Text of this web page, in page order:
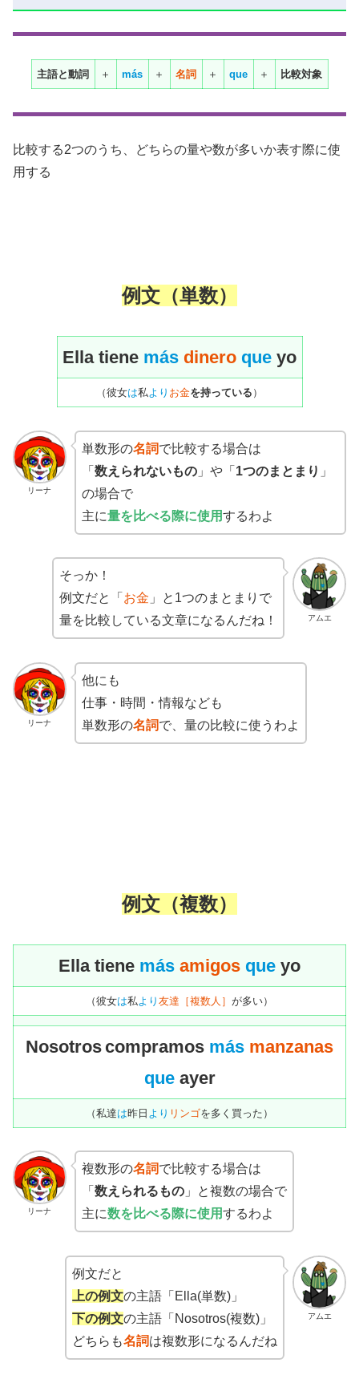
主語と動詞 ＋ más ＋ 名詞 ＋ que ＋ 比較対象
比較する2つのうち、どちらの量や数が多いか表す際に使
用する
例文（単数）
Ella tiene más dinero que yo
（彼女は私 より お金を持っている ）
リーナ
単数形の名詞で比較する場合は
「 数えられないもの」や「 1つのまとまり 」
の場合で
主に量を比べる際に使用するわよ
アムエ
そっか！
例文だと「 お金 」と1つのまとまりで
量を比較している文章になるんだね！
リーナ
他にも
仕事・時間・情報なども
単数形の名詞で、量の比較に使うわよ
例文（複数）
Ella tiene más amigos que yo
（彼女は私 より 友達［複数人］ が多い）
Nosotros compramos más manzanas
queayer
（私達は昨日 より リンゴを多く買った）
リーナ
複数形の名詞で比較する場合は
「 数えられるもの」と複数の場合で
主に数を比べる際に使用するわよ
アムエ
例文だと
上の例文の主語「Ella(単数)」
下の例文の主語「Nosotros(複数)」
どちらも名詞は複数形になるんだね